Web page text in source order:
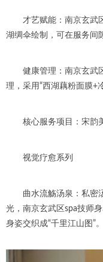
才艺赋能：南京玄武区
湖绸伞绘制，可在服务间
健康管理：南京玄武区
理，采用“西湖藕粉面膜+
核心服务项目：宋韵
视觉疗愈系列
曲水流觞汤泉：私密汤
光，南京玄武区spa技师
身姿交织成“千里江山图”。